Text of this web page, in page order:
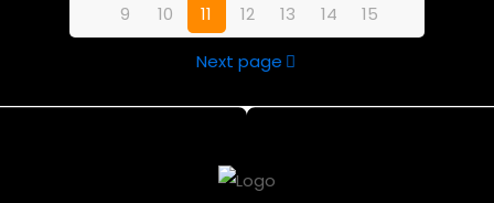
9
10 11 12 13 14 15
Next page